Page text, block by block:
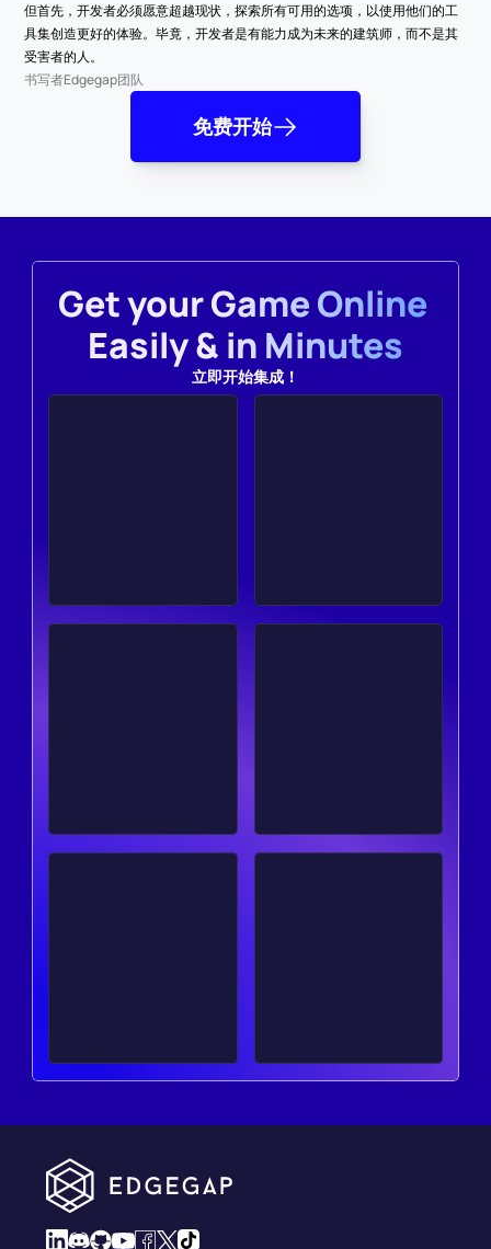
但首先，开发者必须愿意超越现状，探索所有可用的选项，以使用他们的工
具集创造更好的体验。毕竟，开发者是有能力成为未来的建筑师，而不是其
受害者的人。
书写者Edgegap团队
免费开始
Get your Game Online
Easily & in Minutes
立即开始集成！